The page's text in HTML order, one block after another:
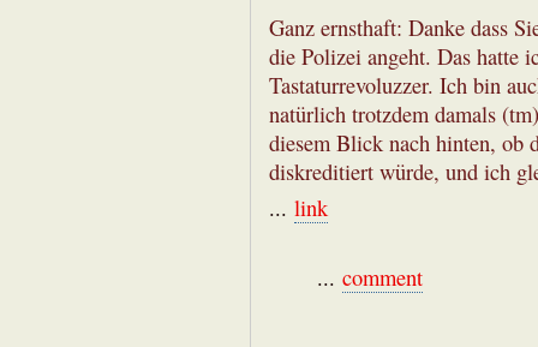
Ganz ernsthaft: Danke dass
die Polizei angeht. Das hatte
Tastaturrevoluzzer. Ich bin
natürlich trotzdem damals
diesem Blick nach hinten, ob
diskreditiert würde, und ich
... link
... comment